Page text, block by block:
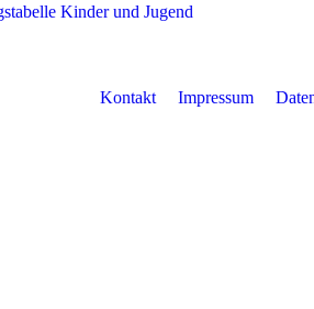
Kinder und Jugend
Kontakt Impressum